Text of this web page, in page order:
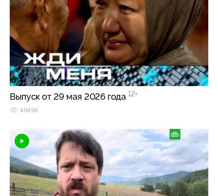
Выпуск от 29 мая 2026 года 12+
49496